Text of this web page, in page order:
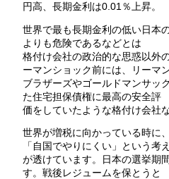
円高、長期金利は0.01％上昇。
世界で最も長期金利の低い日本
よりも危険であるなどとは
格付け会社の政治的な思惑以外
ーマンショック前には、リーマ
ブラザーズやゴールドマンサッ
た住宅担保債権に最高の安全評
価をしていたような格付け会社
世界が増税に向かっている時に
「自国でやりにくい」という考え
が透けています。日本の選挙期
す。戦後レジュームを保とうと